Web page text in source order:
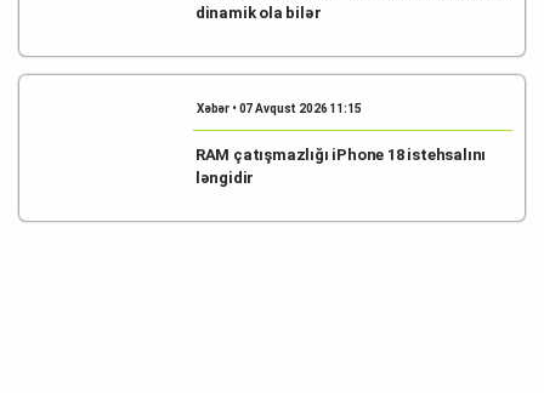
dinamik ola bilər
Xəbər • 07 Avqust 2026 11:15
RAM çatışmazlığı iPhone 18 istehsalını
ləngidir